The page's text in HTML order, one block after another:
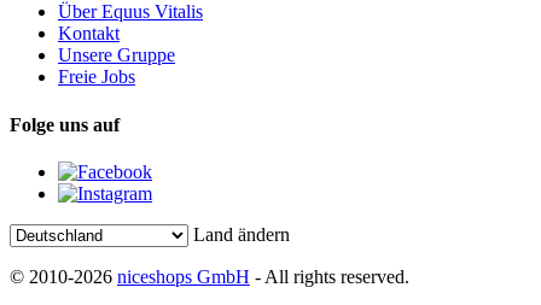
Über Equus Vitalis
Kontakt
Unsere Gruppe
Freie Jobs
Folge uns auf
Land ändern
© 2010-2026 niceshops GmbH - All rights reserved.